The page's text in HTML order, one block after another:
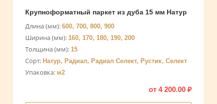
Крупноформатный паркет из дуба 15 мм Натур
Длина (мм): 600, 700, 800, 900
Ширина (мм): 160, 170, 180, 190, 200
Толщина (мм): 15
Сорт: Натур, Радиал, Радиал Селект, Рустик, Селект
Упаковка: м2
от 4 200.00 ₽